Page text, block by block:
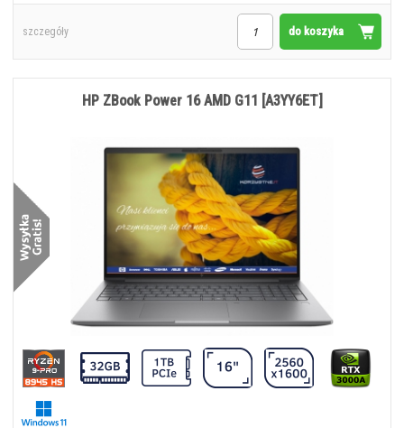
do koszyka
szczegóły
HP ZBook Power 16 AMD G11 [A3YY6ET]